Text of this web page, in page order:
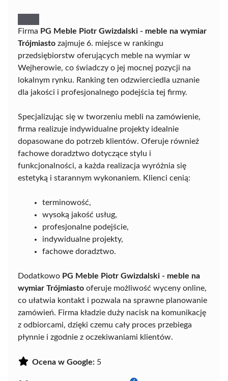
Firma PG Meble Piotr Gwizdalski - meble na wymiar
Trójmiasto zajmuje 6. miejsce w rankingu
przedsiębiorstw oferujących meble na wymiar w
Wejherowie, co świadczy o jej mocnej pozycji na
lokalnym rynku. Ranking ten odzwierciedla uznanie
dla jakości i profesjonalnego podejścia tej firmy.
Specjalizując się w tworzeniu mebli na zamówienie,
firma realizuje indywidualne projekty idealnie
dopasowane do potrzeb klientów. Oferuje również
fachowe doradztwo dotyczące stylu i
funkcjonalności, a każda realizacja wyróżnia się
estetyką i starannym wykonaniem. Klienci cenią:
terminowość,
wysoką jakość usług,
profesjonalne podejście,
indywidualne projekty,
fachowe doradztwo.
Dodatkowo PG Meble Piotr Gwizdalski - meble na
wymiar Trójmiasto oferuje możliwość wyceny online,
co ułatwia kontakt i pozwala na sprawne planowanie
zamówień. Firma kładzie duży nacisk na komunikację
z odbiorcami, dzięki czemu cały proces przebiega
płynnie i zgodnie z oczekiwaniami klientów.
Ocena w Google: 5